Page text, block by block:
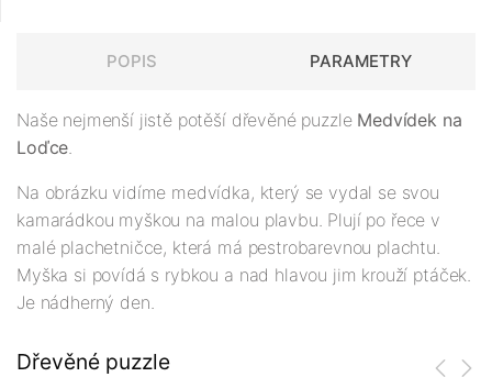
POPIS PARAMETRY
Naše nejmenší jistě potěší dřevěné puzzle Medvídek na
Loďce.
Na obrázku vidíme medvídka, který se vydal se svou
kamarádkou myškou na malou plavbu. Plují po řece v
malé plachetničce, která má pestrobarevnou plachtu.
Myška si povídá s rybkou a nad hlavou jim krouží ptáček.
Je nádherný den.
Dřevěné puzzle